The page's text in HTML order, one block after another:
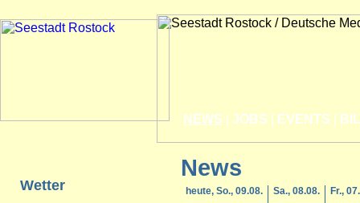
NEWS JOBS EVENTS
Wetter
News
heute, So., 09.08. Sa., 08.08. Fr.,